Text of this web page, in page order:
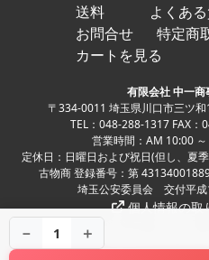
－ 1 ＋
送料 よくあ
お問合せ
特定商
カートを見る
有限会社 中一商
〒334-0011 埼玉県川口市三ツ
TEL：048-288-1317 FAX：
営業時間：AM 10:00
定休日：日曜日および祝日(但し、夏
古物商 登録番号：第
埼玉公安委員会 交付平成
個人情報の取
中古パチンコ、中古スロ